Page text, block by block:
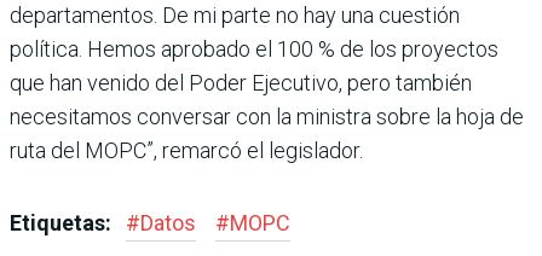
departamentos. De mi parte no hay una cuestión
política. Hemos aprobado el 100 % de los proyectos
que han venido del Poder Ejecutivo, pero también
necesitamos conversar con la ministra sobre la hoja de
ruta del MOPC”, remarcó el legislador.
Etiquetas: #Datos #MOPC